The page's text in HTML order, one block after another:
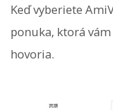
Keď vyberiete
ponuka, ktorá
hovoria.